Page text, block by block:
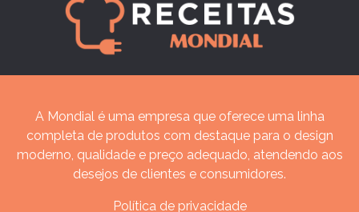
A Mondial é uma empresa que oferece uma linha
completa de produtos com destaque para o design
moderno, qualidade e preço adequado, atendendo aos
desejos de clientes e consumidores.
Política de privacidade